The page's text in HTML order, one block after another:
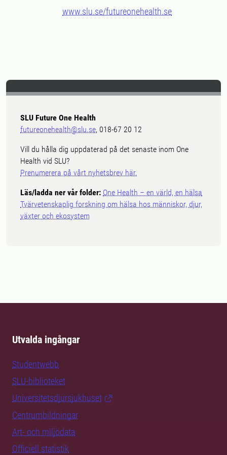
www.slu.se/futureonehealth.se
SLU Future One Health
futureonehealth@slu.se, 018-67 20 12
Vill du hålla dig uppdaterad på det senaste inom One
Health vid SLU?
Prenumerera på vårt nyhetsbrev här.
Läs/ladda ner vår folder: One Health – en värld, en hälsa
Tvärvetenskaplig forskning om hälsa hos människor, djur,
växter och ekosystem
Utvalda ingångar
Studentwebb
SLU-biblioteket
Universitetsdjursjukhuset
Centrumbildningar
Art- och miljödata
Officiell statistik